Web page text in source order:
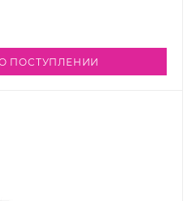
ПОСТУПЛЕНИИ